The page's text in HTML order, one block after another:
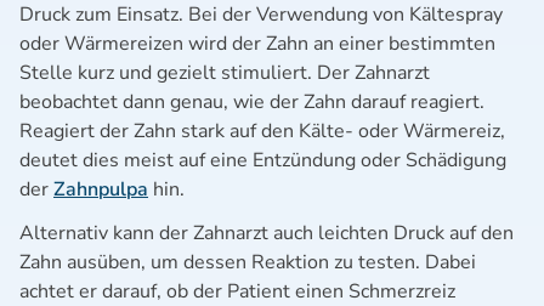
Druck zum Einsatz. Bei der Verwendung von Kältespray
oder Wärmereizen wird der Zahn an einer bestimmten
Stelle kurz und gezielt stimuliert. Der Zahnarzt
beobachtet dann genau, wie der Zahn darauf reagiert.
Reagiert der Zahn stark auf den Kälte- oder Wärmereiz,
deutet dies meist auf eine Entzündung oder Schädigung
derZahnpulpa hin.
Alternativ kann der Zahnarzt auch leichten Druck auf den
Zahn ausüben, um dessen Reaktion zu testen. Dabei
achtet er darauf, ob der Patient einen Schmerzreiz